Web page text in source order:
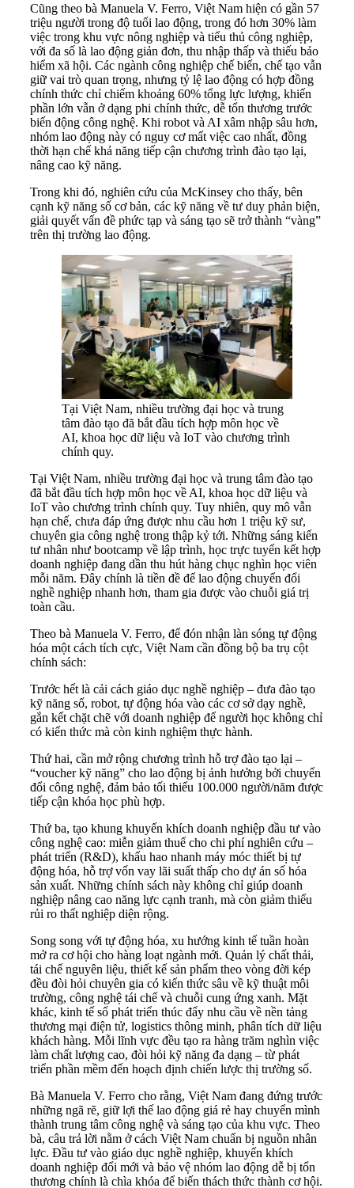
Cũng theo bà Manuela V. Ferro, Việt Nam hiện có gần 57
triệu người trong độ tuổi lao động, trong đó hơn 30% làm
việc trong khu vực nông nghiệp và tiểu thủ công nghiệp,
với đa số là lao động giản đơn, thu nhập thấp và thiếu bảo
hiểm xã hội. Các ngành công nghiệp chế biến, chế tạo vẫn
giữ vai trò quan trọng, nhưng tỷ lệ lao động có hợp đồng
chính thức chỉ chiếm khoảng 60% tổng lực lượng, khiến
phần lớn vẫn ở dạng phi chính thức, dễ tổn thương trước
biến động công nghệ. Khi robot và AI xâm nhập sâu hơn,
nhóm lao động này có nguy cơ mất việc cao nhất, đồng
thời hạn chế khả năng tiếp cận chương trình đào tạo lại,
nâng cao kỹ năng.
Trong khi đó, nghiên cứu của McKinsey cho thấy, bên
cạnh kỹ năng số cơ bản, các kỹ năng về tư duy phản biện,
giải quyết vấn đề phức tạp và sáng tạo sẽ trở thành “vàng”
trên thị trường lao động.
Tại Việt Nam, nhiều trường đại học và trung
tâm đào tạo đã bắt đầu tích hợp môn học về
AI, khoa học dữ liệu và IoT vào chương trình
chính quy.
Tại Việt Nam, nhiều trường đại học và trung tâm đào tạo
đã bắt đầu tích hợp môn học về AI, khoa học dữ liệu và
IoT vào chương trình chính quy. Tuy nhiên, quy mô vẫn
hạn chế, chưa đáp ứng được nhu cầu hơn 1 triệu kỹ sư,
chuyên gia công nghệ trong thập kỷ tới. Những sáng kiến
tư nhân như bootcamp về lập trình, học trực tuyến kết hợp
doanh nghiệp đang dần thu hút hàng chục nghìn học viên
mỗi năm. Đây chính là tiền đề để lao động chuyển đổi
nghề nghiệp nhanh hơn, tham gia được vào chuỗi giá trị
toàn cầu.
Theo bà Manuela V. Ferro, để đón nhận làn sóng tự động
hóa một cách tích cực, Việt Nam cần đồng bộ ba trụ cột
chính sách:
Trước hết là cải cách giáo dục nghề nghiệp – đưa đào tạo
kỹ năng số, robot, tự động hóa vào các cơ sở dạy nghề,
gắn kết chặt chẽ với doanh nghiệp để người học không chỉ
có kiến thức mà còn kinh nghiệm thực hành.
Thứ hai, cần mở rộng chương trình hỗ trợ đào tạo lại –
“voucher kỹ năng” cho lao động bị ảnh hưởng bởi chuyển
đổi công nghệ, đảm bảo tối thiểu 100.000 người/năm được
tiếp cận khóa học phù hợp.
Thứ ba, tạo khung khuyến khích doanh nghiệp đầu tư vào
công nghệ cao: miễn giảm thuế cho chi phí nghiên cứu –
phát triển (R&D), khấu hao nhanh máy móc thiết bị tự
động hóa, hỗ trợ vốn vay lãi suất thấp cho dự án số hóa
sản xuất. Những chính sách này không chỉ giúp doanh
nghiệp nâng cao năng lực cạnh tranh, mà còn giảm thiểu
rủi ro thất nghiệp diện rộng.
Song song với tự động hóa, xu hướng kinh tế tuần hoàn
mở ra cơ hội cho hàng loạt ngành mới. Quản lý chất thải,
tái chế nguyên liệu, thiết kế sản phẩm theo vòng đời kép
đều đòi hỏi chuyên gia có kiến thức sâu về kỹ thuật môi
trường, công nghệ tái chế và chuỗi cung ứng xanh. Mặt
khác, kinh tế số phát triển thúc đẩy nhu cầu về nền tảng
thương mại điện tử, logistics thông minh, phân tích dữ liệu
khách hàng. Mỗi lĩnh vực đều tạo ra hàng trăm nghìn việc
làm chất lượng cao, đòi hỏi kỹ năng đa dạng – từ phát
triển phần mềm đến hoạch định chiến lược thị trường số.
Bà Manuela V. Ferro cho rằng, Việt Nam đang đứng trước
những ngã rẽ, giữ lợi thế lao động giá rẻ hay chuyển mình
thành trung tâm công nghệ và sáng tạo của khu vực. Theo
bà, câu trả lời nằm ở cách Việt Nam chuẩn bị nguồn nhân
lực. Đầu tư vào giáo dục nghề nghiệp, khuyến khích
doanh nghiệp đổi mới và bảo vệ nhóm lao động dễ bị tổn
thương chính là chìa khóa để biến thách thức thành cơ hội.